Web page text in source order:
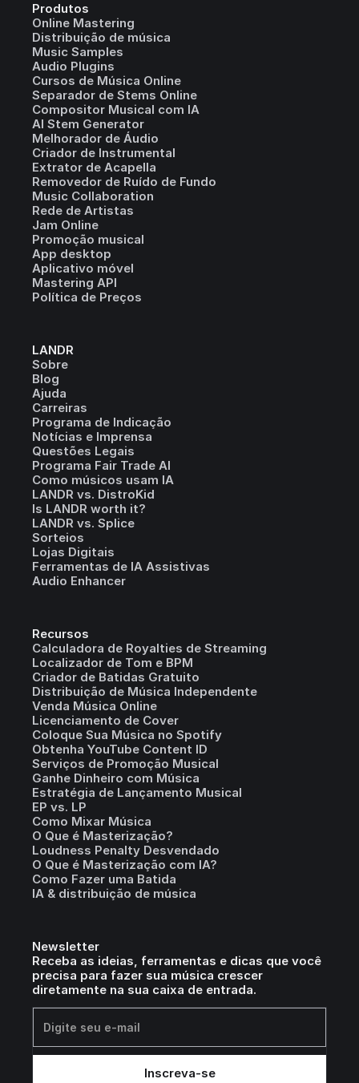
Produtos
Online Mastering
Distribuição de música
Music Samples
Audio Plugins
Cursos de Música Online
Separador de Stems Online
Compositor Musical com IA
AI Stem Generator
Melhorador de Áudio
Criador de Instrumental
Extrator de Acapella
Removedor de Ruído de Fundo
Music Collaboration
Rede de Artistas
Jam Online
Promoção musical
App desktop
Aplicativo móvel
Mastering API
Política de Preços
LANDR
Sobre
Blog
Ajuda
Carreiras
Programa de Indicação
Notícias e Imprensa
Questões Legais
Programa Fair Trade AI
Como músicos usam IA
LANDR vs. DistroKid
Is LANDR worth it?
LANDR vs. Splice
Sorteios
Lojas Digitais
Ferramentas de IA Assistivas
Audio Enhancer
Recursos
Calculadora de Royalties de Streaming
Localizador de Tom e BPM
Criador de Batidas Gratuito
Distribuição de Música Independente
Venda Música Online
Licenciamento de Cover
Coloque Sua Música no Spotify
Obtenha YouTube Content ID
Serviços de Promoção Musical
Ganhe Dinheiro com Música
Estratégia de Lançamento Musical
EP vs. LP
Como Mixar Música
O Que é Masterização?
Loudness Penalty Desvendado
O Que é Masterização com IA?
Como Fazer uma Batida
IA & distribuição de música
Newsletter
Receba as ideias, ferramentas e dicas que você
precisa para fazer sua música crescer
diretamente na sua caixa de entrada.